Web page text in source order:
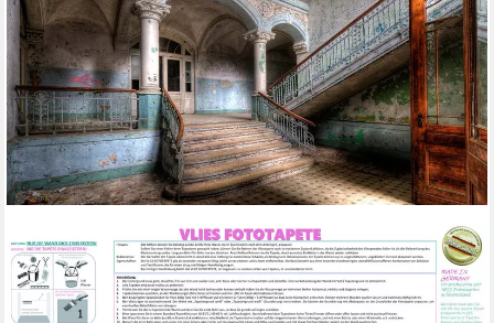
PAPERMOON
Fototapete Verlassenes Krankenhaus Beelitz
ab 22,86 €
lieferbar - in 2-3 Werktagen bei dir